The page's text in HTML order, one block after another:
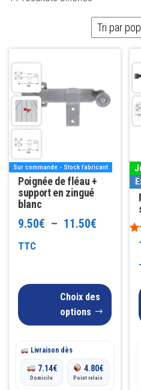
popularité
Sur commande - Stock fabricant
Poignée de fléau +
support en zingué
blanc
9.50€ – 11.50€
9.50€
à
TTC
Choix des
options
produit
a
plusieurs
variations.
Les
options
peuvent
être
choisies
sur
produit
Livraison dès
7.14€
Domicile
4.80€
Point relais
a
sur